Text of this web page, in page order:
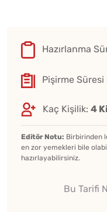
Hazırlanma
Pişirme Süresi
Kaç Kişilik: 4
Editör Notu: Birbirinden
en zor yemekleri bile
hazırlayabilirsiniz.
Bu Tarifi